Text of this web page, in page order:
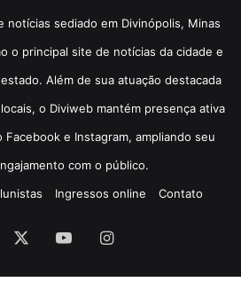
notícias sediado em Divinópolis, Minas
o principal site de notícias da cidade e
Além de sua atuação destacada
o Diviweb mantém presença ativa
Facebook e Instagram, ampliando seu
com o público.
Ingressos online Contato
YouTubeInstagram